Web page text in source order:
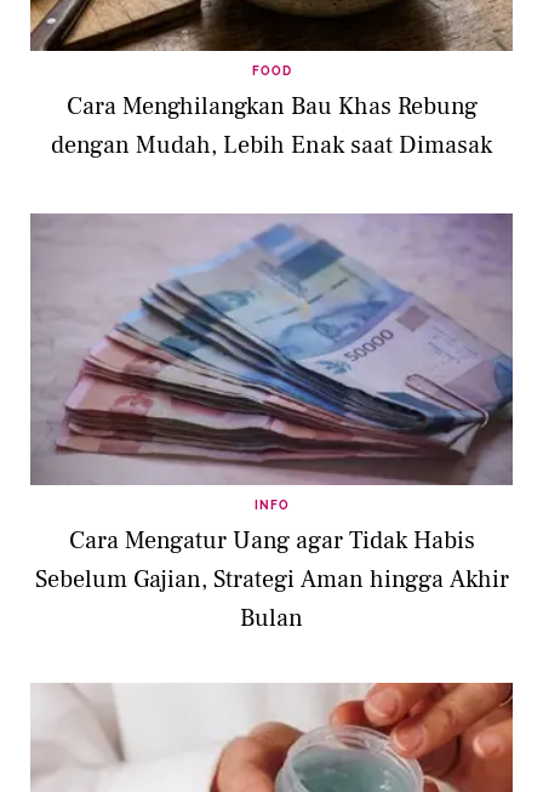
FOOD
Cara Menghilangkan Bau Khas Rebung
dengan Mudah, Lebih Enak saat Dimasak
INFO
Cara Mengatur Uang agar Tidak Habis
Sebelum Gajian, Strategi Aman hingga Akhir
Bulan